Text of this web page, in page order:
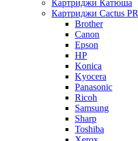
Картриджи Катюша
Картриджи Cactus PR
Brother
Canon
Epson
HP
Konica
Kyocera
Panasonic
Ricoh
Samsung
Sharp
Toshiba